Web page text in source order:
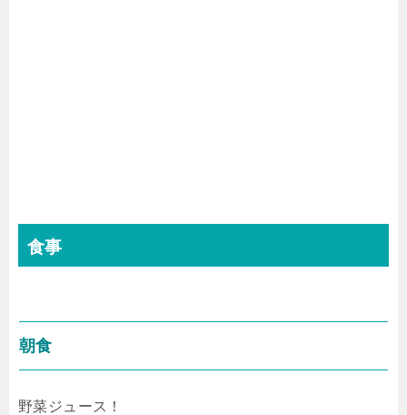
食事
朝食
野菜ジュース！